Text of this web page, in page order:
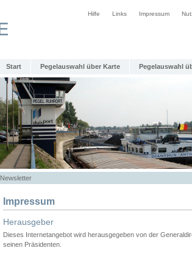
Hilfe Links Impressum
Start Pegelauswahl über Karte Pegelauswahl
Newsletter
Impressum
Herausgeber
Dieses Internetangebot wird herausgegeben von der
seinen Präsidenten.